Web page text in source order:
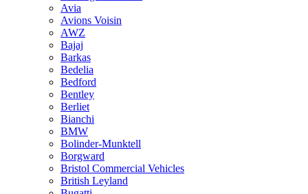
Avia
Avions Voisin
AWZ
Bajaj
Barkas
Bedelia
Bedford
Bentley
Berliet
Bianchi
BMW
Bolinder-Munktell
Borgward
Bristol Commercial Vehicles
British Leyland